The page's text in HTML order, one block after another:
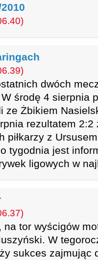
dwóch
środę 4 sierpnia
ze Żbikiem
rezultatem 2:2
piłkarzy z
tygodnia jest
ligowych w
tor wyścigów
W
sukces zajmując